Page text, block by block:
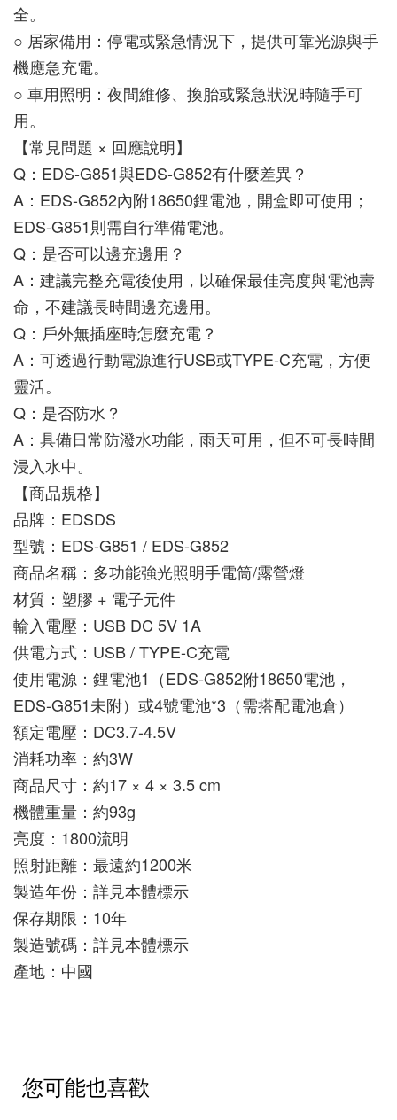
全。
○ 居家備用：停電或緊急情況下，提供可靠光源與手
機應急充電。
○ 車用照明：夜間維修、換胎或緊急狀況時隨手可
用。
【常見問題 × 回應說明】
Q：EDS-G851與EDS-G852有什麼差異？
A：EDS-G852內附18650鋰電池，開盒即可使用；
EDS-G851則需自行準備電池。
Q：是否可以邊充邊用？
A：建議完整充電後使用，以確保最佳亮度與電池壽
命，不建議長時間邊充邊用。
Q：戶外無插座時怎麼充電？
A：可透過行動電源進行USB或TYPE-C充電，方便
靈活。
Q：是否防水？
A：具備日常防潑水功能，雨天可用，但不可長時間
浸入水中。
【商品規格】
品牌：EDSDS
型號：EDS-G851 / EDS-G852
商品名稱：多功能強光照明手電筒/露營燈
材質：塑膠 + 電子元件
輸入電壓：USB DC 5V 1A
供電方式：USB / TYPE-C充電
使用電源：鋰電池1（EDS-G852附18650電池，
EDS-G851未附）或4號電池*3（需搭配電池倉）
額定電壓：DC3.7-4.5V
消耗功率：約3W
商品尺寸：約17 × 4 × 3.5 cm
機體重量：約93g
亮度：1800流明
照射距離：最遠約1200米
製造年份：詳見本體標示
保存期限：10年
製造號碼：詳見本體標示
產地：中國
您可能也喜歡